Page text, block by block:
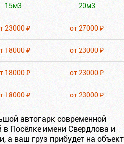
15м3 20м3
23000 ₽ от 27000 ₽
18000 ₽ от 23000 ₽
18000 ₽ от 23000 ₽
18000 ₽ от 23000 ₽
автопарк современной
в Посёлке имени Свердлова и
а ваш груз прибудет на объект